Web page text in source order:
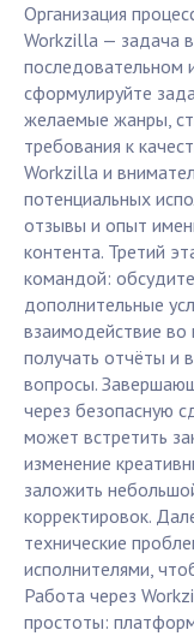
Организация
Workzilla — задача
последовательном
сформулируйте
желаемые жанры,
требования к
Workzilla и
потенциальных
отзывы и опыт
контента. Третий
командой:
дополнительные
взаимодействие во
получать отчёты и
вопросы.
через безопасную
может встретить
изменение
заложить
корректировок.
технические
исполнителями,
Работа через
простоты: